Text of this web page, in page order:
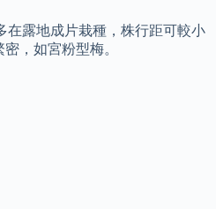
在露地成片栽種，株行距可較小
，如宮粉型梅。